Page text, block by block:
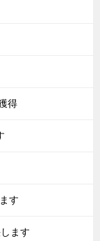
得
す
ます